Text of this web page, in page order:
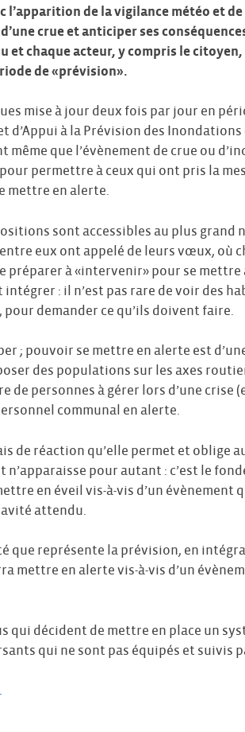
de la vigilance météo et
crue et anticiper ses
et chaque acteur, y compris le
de «prévision».
mise à jour deux fois par jour en
à la Prévision des Inondations
que l’évènement de crue ou
permettre à ceux qui ont pris la
mettre en alerte.
sont accessibles au plus grand
eux ont appelé de leurs vœux, où
préparer à «intervenir» pour se mettre
: il n’est pas rare de voir des
demander ce qu’ils doivent faire.
; pouvoir se mettre en alerte est
des populations sur les axes
de personnes à gérer lors d’une crise
communal en alerte.
de réaction qu’elle permet et oblige
pour autant : c’est le
en éveil vis-à-vis d’un évènement
attendu.
que représente la prévision, en
mettre en alerte vis-à-vis d’un
qui décident de mettre en place un
qui ne sont pas équipés et suivis